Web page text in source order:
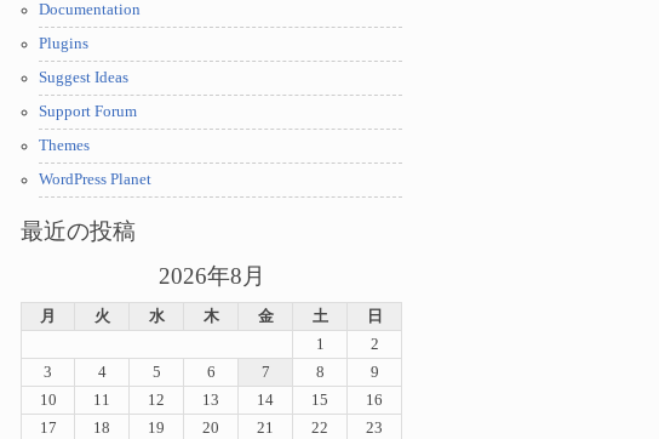
Documentation
Plugins
Suggest Ideas
Support Forum
Themes
WordPress Planet
最近の投稿
2026年8月
月 火 水 木 金 土
日
1
2
3
4 5 6 7 8
9
10
11 12 13 14 15
16
17
18 19 20 21 22
23